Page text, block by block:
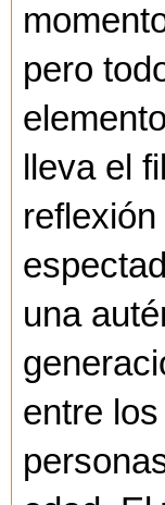
pero
lleva el
reflexión
una
entre